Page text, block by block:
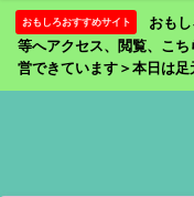
おもしろおすすめサイト
おも
等へアクセス、閲覧、こ
営できています＞本日は